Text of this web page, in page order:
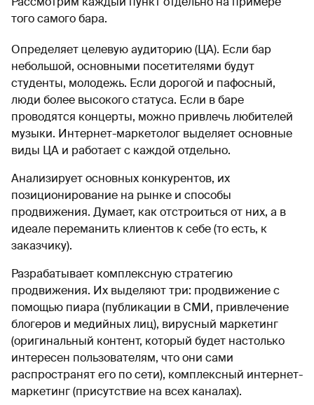
того самого бара.
Определяет целевую аудиторию (ЦА). Если бар
небольшой, основными посетителями будут
студенты, молодежь. Если дорогой и пафосный,
люди более высокого статуса. Если в баре
проводятся концерты, можно привлечь любителей
музыки. Интернет-маркетолог выделяет основные
виды ЦА и работает с каждой отдельно.
Анализирует основных конкурентов, их
позиционирование на рынке и способы
продвижения. Думает, как отстроиться от них, а в
идеале переманить клиентов к себе (то есть, к
заказчику).
Разрабатывает комплексную стратегию
продвижения. Их выделяют три: продвижение с
помощью пиара (публикации в СМИ, привлечение
блогеров и медийных лиц), вирусный маркетинг
(оригинальный контент, который будет настолько
интересен пользователям, что они сами
распространят его по сети), комплексный интернет-
маркетинг (присутствие на всех каналах).